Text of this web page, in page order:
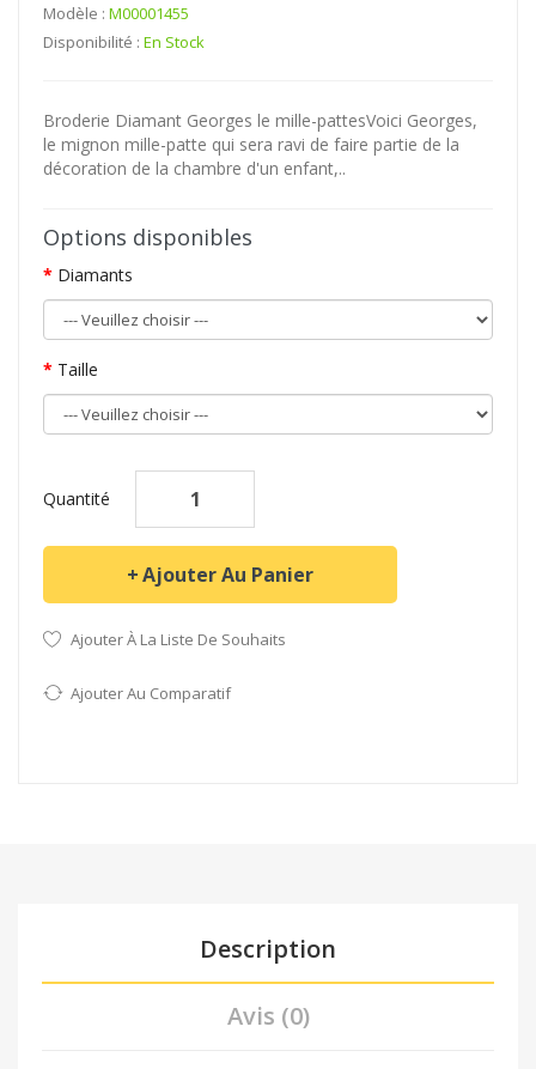
Modèle : M00001455
Disponibilité : En Stock
Broderie Diamant Georges le mille-pattesVoici Georges,
le mignon mille-patte qui sera ravi de faire partie de la
décoration de la chambre d'un enfant,..
Options disponibles
Diamants
Taille
Quantité
Ajouter Au Panier
Ajouter À La Liste De Souhaits
Ajouter Au Comparatif
Description
Avis (0)